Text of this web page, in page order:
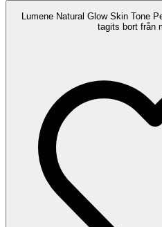
Lumene Natural Glow Skin Tone
tagits bort från